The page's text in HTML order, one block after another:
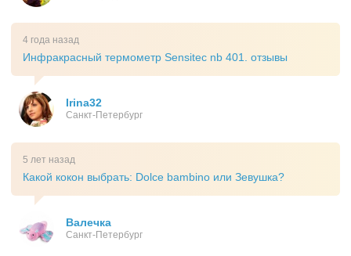
4 года назад
Инфракрасный термометр Sensitec nb 401. отзывы
Irina32
Санкт-Петербург
5 лет назад
Какой кокон выбрать: Dolce bambino или Зевушка?
Валечка
Санкт-Петербург